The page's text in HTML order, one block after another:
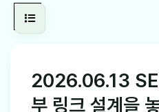
2026.06.13
부 링크 설계을